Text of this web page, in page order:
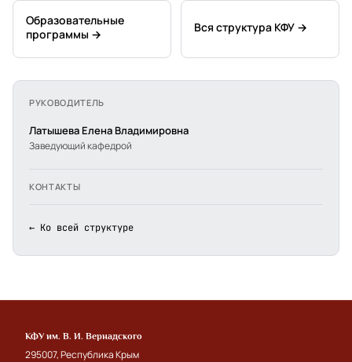
Образовательные
программы →
Вся структура КФУ →
РУКОВОДИТЕЛЬ
Латышева Елена Владимировна
Заведующий кафедрой
КОНТАКТЫ
← Ко всей структуре
КФУ им. В. И. Вернадского
295007, Республика Крым